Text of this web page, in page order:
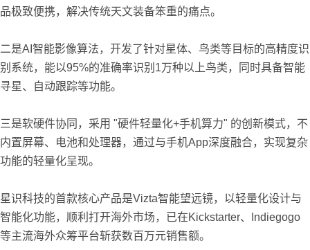
品极致便携，解决传统天文装备笨重的痛点。
二是AI智能影像算法，开发了针对星体、鸟类等目标的高精度识
别系统，能以95%的准确率识别1万种以上鸟类，同时具备智能
寻星、自动跟踪等功能。
三是软硬件协同，采用 "硬件轻量化+手机算力" 的创新模式，不
内置屏幕、电池和处理器，通过与手机App深度融合，实现复杂
功能的轻量化呈现。
星识科技的首款核心产品是Vizta智能望远镜，以轻量化设计与
智能化功能，顺利打开海外市场，已在Kickstarter、Indiegogo
等主流海外众筹平台斩获数百万元销售额。